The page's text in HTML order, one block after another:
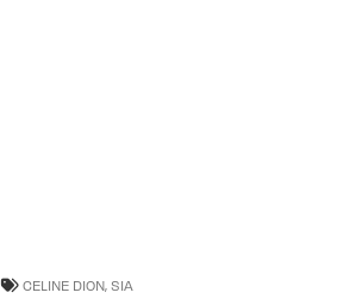
CELINE DION, SIA